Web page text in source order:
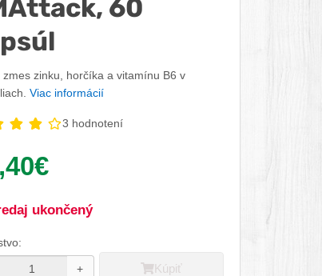
60
zmes zinku, horčíka a vitamínu B6 v
Viac informácií
3 hodnotení
ukončený
+ Kúpiť